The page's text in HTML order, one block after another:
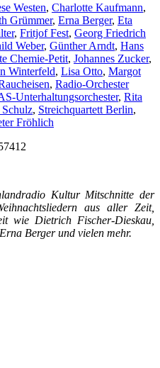
Westen, Charlotte Kaufmann,
Grümmer, Erna Berger, Eta
, Fritjof Fest, Georg Friedrich
Weber, Günther Arndt, Hans
Chemie-Petit, Johannes Zucker,
Winterfeld, Lisa Otto, Margot
, Radio-Orchester
Unterhaltungsorchester, Rita
, Streichquartett Berlin,
Fröhlich
Kultur Mitschnitte der
aus aller Zeit,
wie Dietrich Fischer-Dieskau,
Berger und vielen mehr.